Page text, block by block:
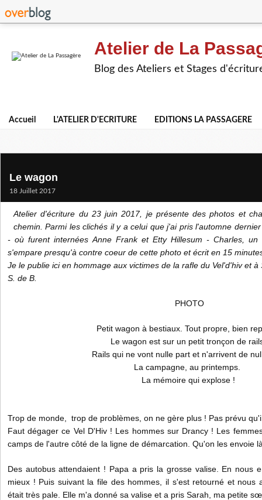
Atelier de La
Blog des Ateliers et Stages
Accueil L'ATELIER D'ECRITURE EDITIONS LA PASSAGERE
Le wagon
18 Juillet 2017
Atelier d'écriture du 23 juin 2017, je présente des photos et
chemin. Parmi les clichés il y a celui que j'ai pris l'automne
- où furent internées Anne Frank et Etty Hillesum - Charles, un
s'empare presqu'à contre coeur de cette photo et écrit en 15
Je le publie ici en hommage aux victimes de la rafle du Vel'd'hiv et à
S. de B.
PHOTO
Petit wagon à bestiaux. Tout propre, bien
Le wagon est sur un petit tronçon de
Rails qui ne vont nulle part et n'arrivent de
La campagne, au printemps.
La mémoire qui explose !
Trop de monde, trop de problèmes, on ne gère plus ! Pas prévu
Faut dégager ce Vel D'Hiv ! Les hommes sur Drancy ! Les
camps de l'autre côté de la ligne de démarcation. Qu'on les envoie
Des autobus attendaient ! Papa a pris la grosse valise. En nous
mieux ! Puis suivant la file des hommes, il s'est retourné et nous
était très pale. Elle m'a donné sa valise et a pris Sarah, ma petite